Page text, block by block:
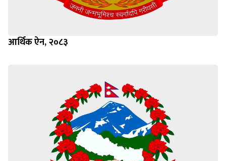
आर्थिक ऐन, २०८३